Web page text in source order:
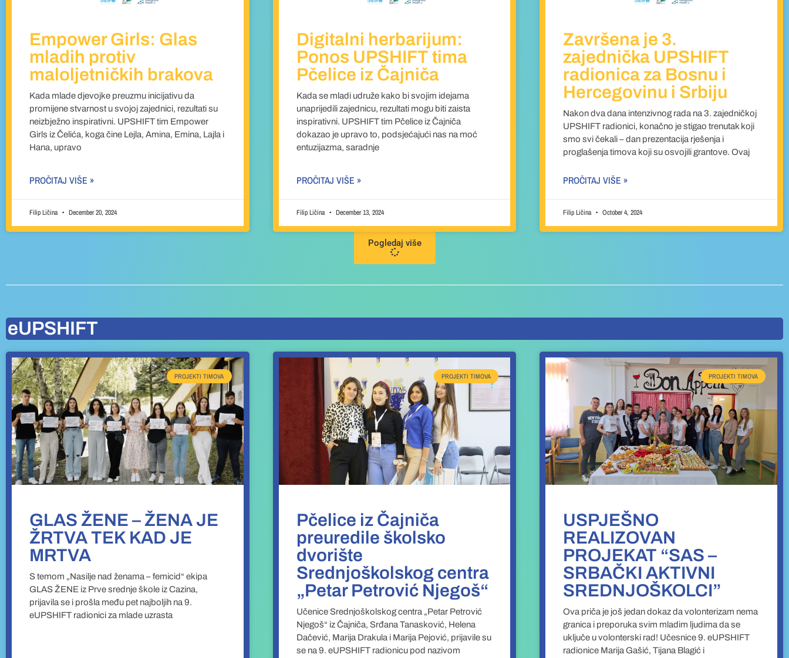
Empower Girls: Glas
mladih protiv
maloljetničkih brakova
Kada mlade djevojke preuzmu inicijativu da
promijene stvarnost u svojoj zajednici, rezultati su
neizbježno inspirativni. UPSHIFT tim Empower
Girls iz Čelića, koga čine Lejla, Amina, Emina, Lajla i
Hana, upravo
PROČITAJ VIŠE »
Filip Ličina December 20, 2024
Digitalni herbarijum:
Ponos UPSHIFT tima
Pčelice iz Čajniča
Kada se mladi udruže kako bi svojim idejama
unaprijedili zajednicu, rezultati mogu biti zaista
inspirativni. UPSHIFT tim Pčelice iz Čajniča
dokazao je upravo to, podsjećajući nas na moć
entuzijazma, saradnje
PROČITAJ VIŠE »
Filip Ličina December 13, 2024
Završena je 3.
zajednička UPSHIFT
radionica za Bosnu i
Hercegovinu i Srbiju
Nakon dva dana intenzivnog rada na 3. zajedničkoj
UPSHIFT radionici, konačno je stigao trenutak koji
smo svi čekali – dan prezentacija rješenja i
proglašenja timova koji su osvojili grantove. Ovaj
PROČITAJ VIŠE »
Filip Ličina October 4, 2024
Pogledaj više
eUPSHIFT
PROJEKTI TIMOVA
GLAS ŽENE – ŽENA JE
ŽRTVA TEK KAD JE
MRTVA
S temom „Nasilje nad ženama – femicid“ ekipa
GLAS ŽENE iz Prve srednje škole iz Cazina,
prijavila se i prošla među pet najboljih na 9.
eUPSHIFT radionici za mlade uzrasta
PROJEKTI TIMOVA
Pčelice iz Čajniča
preuredile školsko
dvorište
Srednjoškolskog centra
„Petar Petrović Njegoš“
Učenice Srednjoškolskog centra „Petar Petrović
Njegoš“ iz Čajniča, Srđana Tanasković, Helena
Dačević, Marija Drakula i Marija Pejović, prijavile su
se na 9. eUPSHIFT radionicu pod nazivom
PROJEKTI TIMOVA
USPJEŠNO
REALIZOVAN
PROJEKAT “SAS –
SRBAČKI AKTIVNI
SREDNJOŠKOLCI”
Ova priča je još jedan dokaz da volonterizam nema
granica i preporuka svim mladim ljudima da se
uključe u volonterski rad! Učesnice 9. eUPSHIFT
radionice Marija Gašić, Tijana Blagić i